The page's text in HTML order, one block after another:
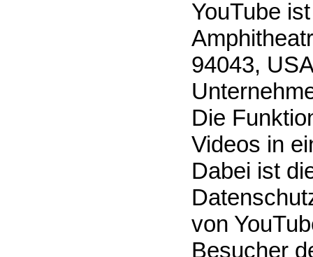
YouTube
94043,
Die
Videos in
Dabei ist
von
Besucher